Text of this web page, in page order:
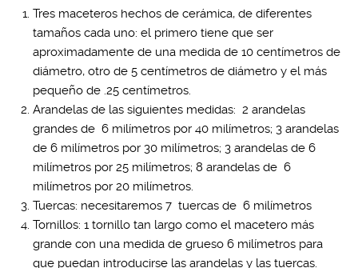
Tres maceteros hechos de cerámica, de diferentes
tamaños cada uno: el primero tiene que ser
aproximadamente de una medida de 10 centímetros de
diámetro, otro de 5 centímetros de diámetro y el más
pequeño de .25 centímetros.
Arandelas de las siguientes medidas: 2 arandelas
grandes de 6 milímetros por 40 milímetros; 3 arandelas
de 6 milímetros por 30 milímetros; 3 arandelas de 6
milímetros por 25 milímetros; 8 arandelas de 6
milímetros por 20 milímetros.
Tuercas: necesitaremos 7 tuercas de 6 milímetros
Tornillos: 1 tornillo tan largo como el macetero más
grande con una medida de grueso 6 milímetros para
que puedan introducirse las arandelas y las tuercas.